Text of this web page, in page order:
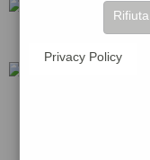
Rifiuta
Privacy Policy